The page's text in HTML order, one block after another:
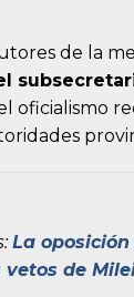
de la
oficialismo
La
de